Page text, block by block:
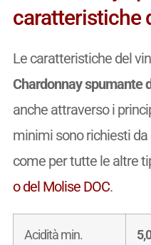
caratteristiche
Le caratteristiche del
Chardonnay spumante
anche attraverso i
minimi sono richiesti
come per tutte le altre
o del Molise DOC.
Acidità min.